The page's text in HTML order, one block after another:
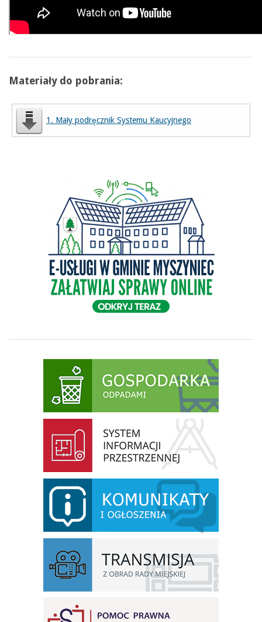
Materiały do pobrania:
1. Mały podręcznik Systemu Kaucyjnego